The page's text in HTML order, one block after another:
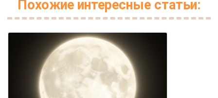
Похожие интересные статьи: